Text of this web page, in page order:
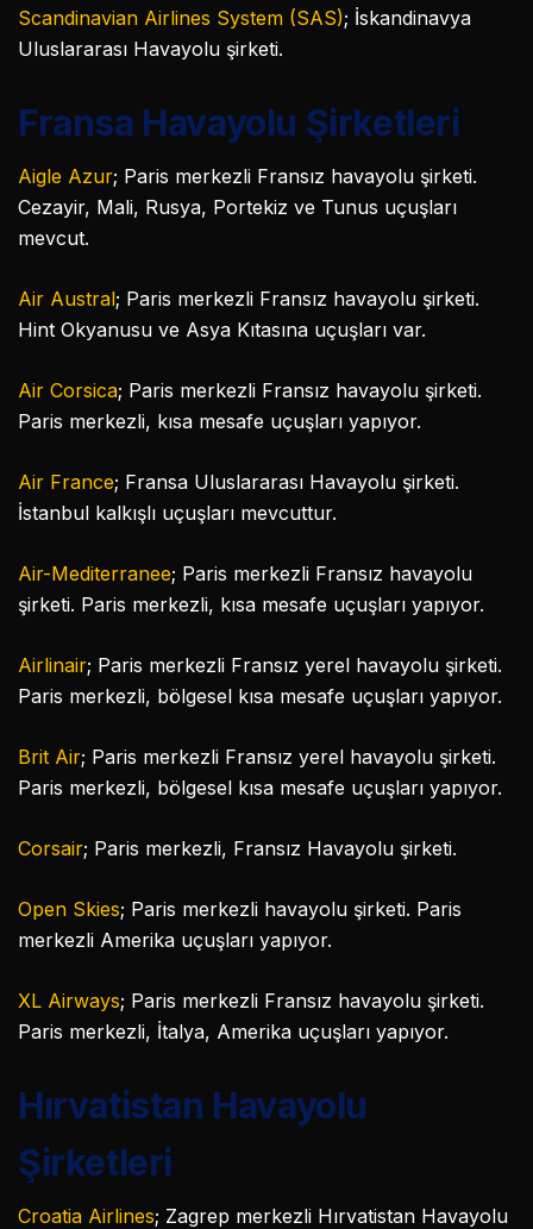
Scandinavian Airlines System (SAS); İskandinavya
Uluslararası Havayolu şirketi.
Fransa Havayolu Şirketleri
Aigle Azur; Paris merkezli Fransız havayolu şirketi.
Cezayir, Mali, Rusya, Portekiz ve Tunus uçuşları
mevcut.
Air Austral; Paris merkezli Fransız havayolu şirketi.
Hint Okyanusu ve Asya Kıtasına uçuşları var.
Air Corsica; Paris merkezli Fransız havayolu şirketi.
Paris merkezli, kısa mesafe uçuşları yapıyor.
Air France; Fransa Uluslararası Havayolu şirketi.
İstanbul kalkışlı uçuşları mevcuttur.
Air-Mediterranee; Paris merkezli Fransız havayolu
şirketi. Paris merkezli, kısa mesafe uçuşları yapıyor.
Airlinair; Paris merkezli Fransız yerel havayolu şirketi.
Paris merkezli, bölgesel kısa mesafe uçuşları yapıyor.
Brit Air; Paris merkezli Fransız yerel havayolu şirketi.
Paris merkezli, bölgesel kısa mesafe uçuşları yapıyor.
Corsair; Paris merkezli, Fransız Havayolu şirketi.
Open Skies; Paris merkezli havayolu şirketi. Paris
merkezli Amerika uçuşları yapıyor.
XL Airways; Paris merkezli Fransız havayolu şirketi.
Paris merkezli, İtalya, Amerika uçuşları yapıyor.
Hırvatistan Havayolu
Şirketleri
Croatia Airlines; Zagrep merkezli Hırvatistan Havayolu